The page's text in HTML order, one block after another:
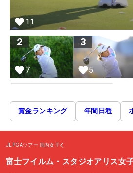
11
2
7
3
5
賞金ランキング 年間日程
JLPGAツアー 国内女子
富士フイルム・スタジオアリス女